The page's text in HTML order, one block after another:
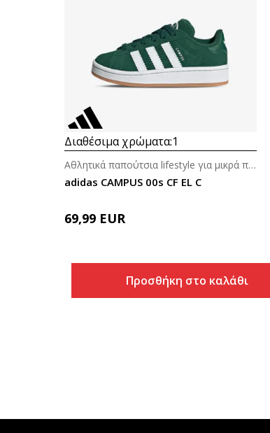
Διαθέσιμα χρώματα:1
adidas CAMPUS 00s CF EL C
Αθλητικά παπούτσια lifestyle για μικρά παιδιά
69,99 EUR
Προσθήκη στο καλάθι